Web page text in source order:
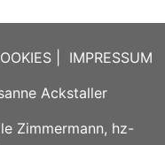
IMPRESSUM
Ackstaller
Zimmermann, hz-